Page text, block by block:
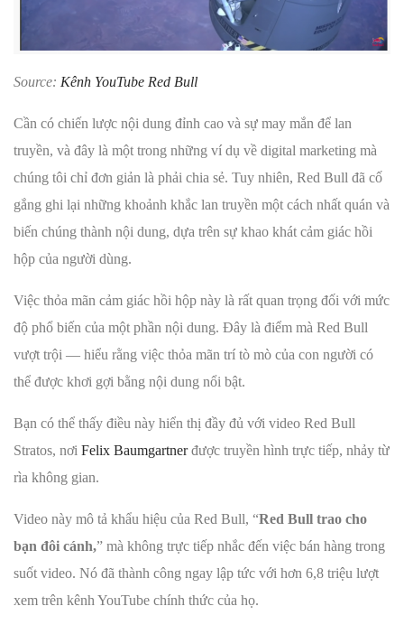
Source: Kênh YouTube Red Bull
Cần có chiến lược nội dung đỉnh cao và sự may mắn để lan
truyền, và đây là một trong những ví dụ về digital marketing mà
chúng tôi chỉ đơn giản là phải chia sẻ. Tuy nhiên, Red Bull đã cố
gắng ghi lại những khoảnh khắc lan truyền một cách nhất quán và
biến chúng thành nội dung, dựa trên sự khao khát cảm giác hồi
hộp của người dùng.
Việc thỏa mãn cảm giác hồi hộp này là rất quan trọng đối với mức
độ phổ biến của một phần nội dung. Đây là điểm mà Red Bull
vượt trội — hiểu rằng việc thỏa mãn trí tò mò của con người có
thể được khơi gợi bằng nội dung nổi bật.
Bạn có thể thấy điều này hiển thị đầy đủ với video Red Bull
Stratos, nơi Felix Baumgartnerđược truyền hình trực tiếp, nhảy từ
rìa không gian.
Video này mô tả khẩu hiệu của Red Bull, “Red Bull trao cho
bạn đôi cánh,” mà không trực tiếp nhắc đến việc bán hàng trong
suốt video. Nó đã thành công ngay lập tức với hơn 6,8 triệu lượt
xem trên kênh YouTube chính thức của họ.